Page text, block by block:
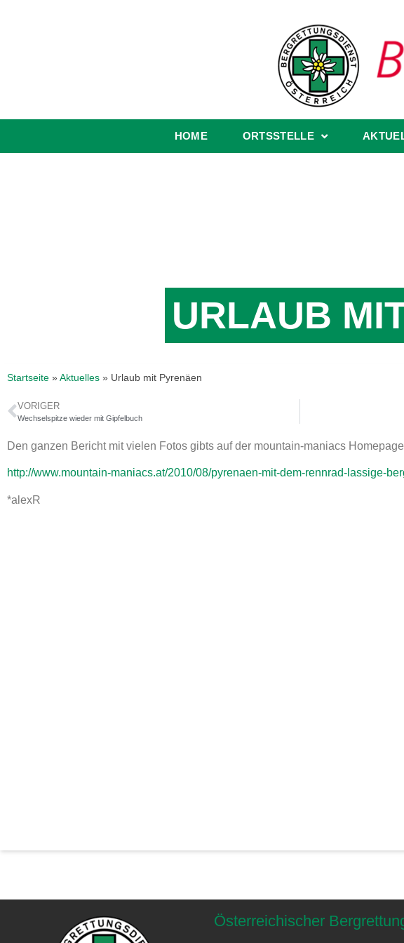
HOME ORTSSTELLE
URLAUB
Startseite » Aktuelles » Urlaub mit Pyrenäen
VORIGER
Wechselspitze wieder mit Gipfelbuch
Den ganzen Bericht mit vielen Fotos gibts auf der mountain-maniacs
http://www.mountain-maniacs.at/2010/08/pyrenaen-mit-dem-rennrad-lassige-
*alexR
Österreichischer